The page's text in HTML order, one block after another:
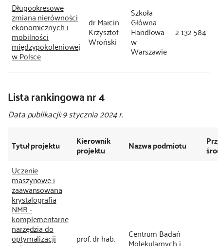
Długookresowe
zmiana nierówności
ekonomicznych i
mobilności
międzypokoleniowej
w Polsce
dr Marcin
Krzysztof
Wroński
Szkoła
Główna
Handlowa
w
Warszawie
2 132 584
Lista rankingowa nr 4
Data publikacji: 9 stycznia 2024 r.
Tytuł projektu Kierownik
projektu Nazwa podmiotu
Uczenie
maszynowe i
zaawansowana
krystalografia
NMR -
komplementarne
narzędzia do
optymalizacji prof. dr hab. Centrum Badań
Molekularnych i